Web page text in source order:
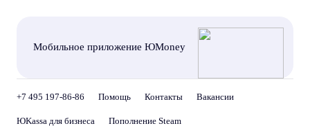
Мобильное приложение ЮMoney
+7 495 197-86-86 Помощь Контакты Вакансии
ЮKassa для бизнеса Пополнение Steam